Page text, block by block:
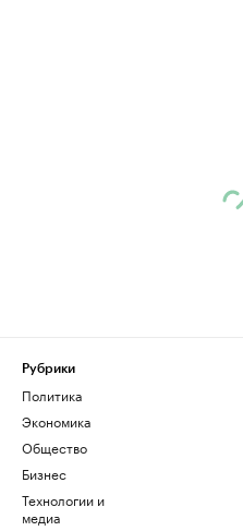
Рубрики
Политика
Экономика
Общество
Бизнес
Технологии и
медиа